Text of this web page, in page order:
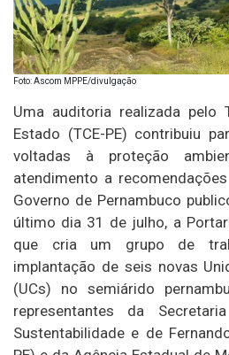
Foto: Ascom MPPE/divulgação
Uma auditoria realizada pelo
Estado (TCE-PE) contribuiu
voltadas à proteção
atendimento a
Governo de Pernambuco
último dia 31 de julho, a
que cria um grupo de
implantação de seis novas
(UCs) no semiárido
representantes da
Sustentabilidade e de